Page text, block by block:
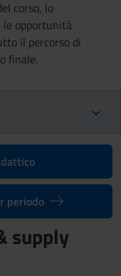
corso, lo
opportunità
il percorso di
finale.
periodo
supply